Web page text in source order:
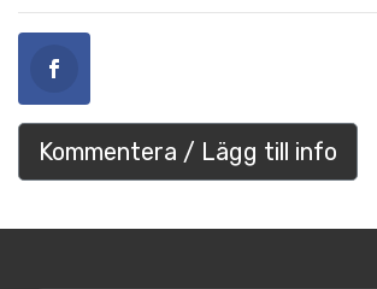
Kommentera / Lägg till info